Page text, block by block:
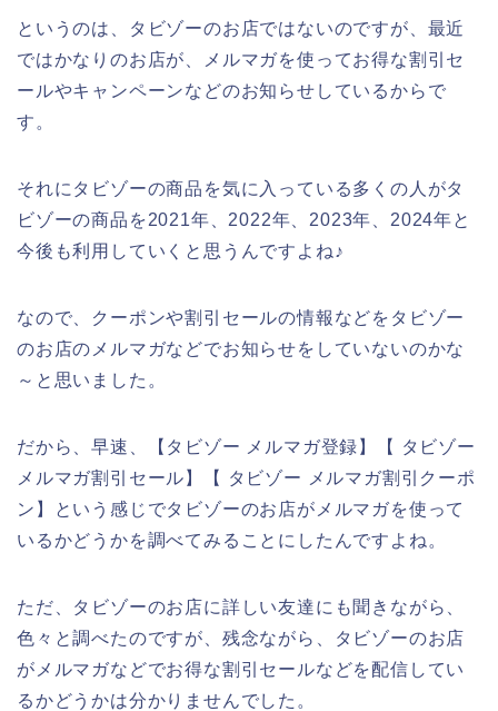
というのは、タビゾーのお店ではないのですが、最近
ではかなりのお店が、メルマガを使ってお得な割引セ
ールやキャンペーンなどのお知らせしているからで
す。
それにタビゾーの商品を気に入っている多くの人がタ
ビゾーの商品を2021年、2022年、2023年、2024年と
今後も利用していくと思うんですよね♪
なので、クーポンや割引セールの情報などをタビゾー
のお店のメルマガなどでお知らせをしていないのかな
～と思いました。
だから、早速、【タビゾー メルマガ登録】【 タビゾー
メルマガ割引セール】【 タビゾー メルマガ割引クーポ
ン】という感じでタビゾーのお店がメルマガを使って
いるかどうかを調べてみることにしたんですよね。
ただ、タビゾーのお店に詳しい友達にも聞きながら、
色々と調べたのですが、残念ながら、タビゾーのお店
がメルマガなどでお得な割引セールなどを配信してい
るかどうかは分かりませんでした。